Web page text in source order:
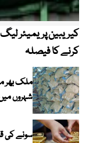
کرنے کا فیصلہ
ملک بھر
شہروں میں 20 کلو تھیلا 100 روپے تک
سونے کی